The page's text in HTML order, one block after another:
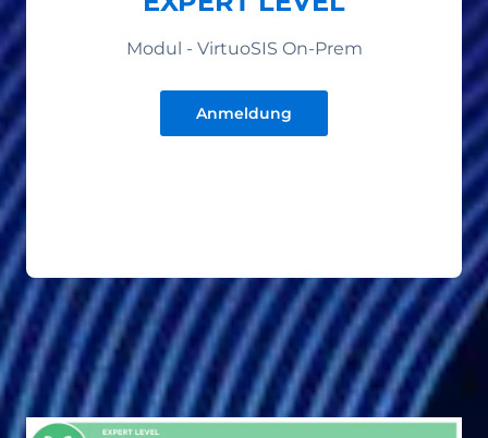
Modul - VirtuoSIS On-Prem
Anmeldung